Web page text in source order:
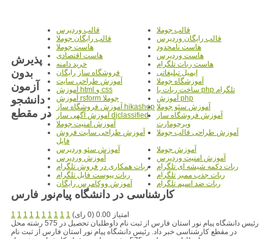
قالب جوملا
قالب وردپرس
قالب رایگان وردپرس
قالب رایگان جوملا
هاست نامحدود
هاست جوملا
هاست وردپرس
هاست اقتصادی
هاست ربات تلگرام
خرید دامنه
ایمیل تبلیغاتی
فروشگاه ساز رایگان
آموزشگاه جوملا
آموزش طراحی سایت
ساخت ربات با php تلگرام
آموزش html و css
آموزش php
آموزش rsform جوملا
آموزش سئو جوملا آموزش فروشگاه ساز hikashop
آموزش فروشگاه ساز
ویرچومارت
آموزش آگهی ساز djclassified
آموزش امنیت جوملا
آموزش طراحی قالب جوملا
آموزش طراحی سایت فروش
فایل
آموزش جوملا
آموزش سئو وردپرس
آموزش امنیت وردپرس
آموزش وردپرس
ربات دکمه شیشه ای تلگرام
ربات همکاری در فروش تلگرام
ربات جذب ممبر تلگرام
ربات پیوست فایل تلگرام
ربات ضد اسپم تلگرام
آموزش ووکامرس رایگان
پذیرش
بدون
آزمون
دانشجو
در مقطع
کارشناسی در دانشگاه پیام‌نور فارس
1 1 1 1 1 1 1 1 1 1
امتیاز 0.00 (0 رای)
رئیس دانشگاه پیام نور استان فارس از ثبت نام داوطلبان تحصیل در 575 رشته محل
در مقطع کارشناسی خبر داد. رئیس دانشگاه پیام نور استان فارس از ثبت نام